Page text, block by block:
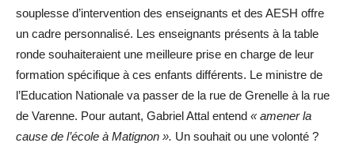
souplesse d’intervention des enseignants et des AESH offre
un cadre personnalisé. Les enseignants présents à la table
ronde souhaiteraient une meilleure prise en charge de leur
formation spécifique à ces enfants différents. Le ministre de
l’Education Nationale va passer de la rue de Grenelle à la rue
de Varenne. Pour autant, Gabriel Attal entend « amener la
cause de l’école à Matignon ». Un souhait ou une volonté ?